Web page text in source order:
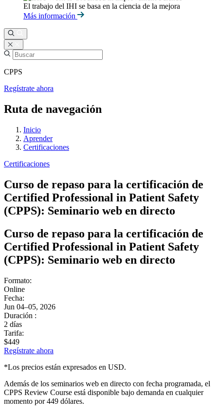
El trabajo del IHI se basa en la ciencia de la mejora
Más información
CPPS
Regístrate ahora
Ruta de navegación
Inicio
Aprender
Certificaciones
Certificaciones
Curso de repaso para la certificación de
Certified Professional in Patient Safety
(CPPS): Seminario web en directo
Curso de repaso para la certificación de
Certified Professional in Patient Safety
(CPPS): Seminario web en directo
Formato:
Online
Fecha:
Jun 04–05, 2026
Duración :
2 días
Tarifa:
$449
Regístrate ahora
*Los precios están expresados ​​en USD.
Además de los seminarios web en directo con fecha programada, el
CPPS Review Course está disponible bajo demanda en cualquier
momento por 449 dólares.